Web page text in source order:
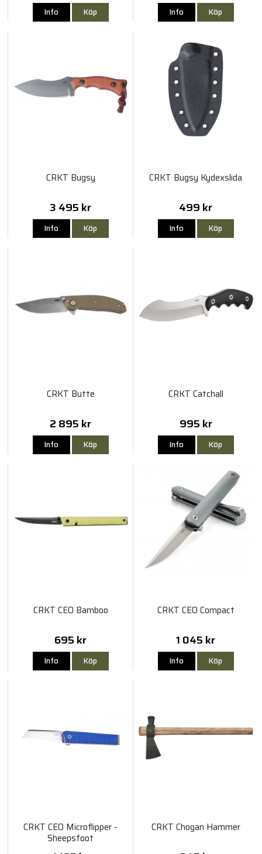
Info Köp Info Köp
CRKT Bugsy
3 495 kr
Info Köp
CRKT Bugsy Kydexslida
499 kr
Info Köp
CRKT Butte
2 895 kr
Info Köp
CRKT Catchall
995 kr
Info Köp
CRKT CEO Bamboo
695 kr
Info Köp
CRKT CEO Compact
1 045 kr
Info Köp
CRKT CEO Microflipper -
Sheepsfoot
CRKT Chogan Hammer